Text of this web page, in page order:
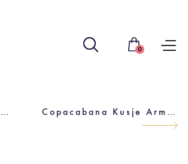
0
Copacabana Kusje Armband Copacabana Kusje Armband